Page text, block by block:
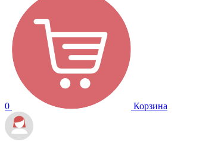
0 Корзина